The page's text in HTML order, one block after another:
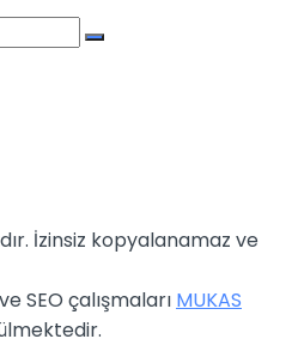
İzinsiz kopyalanamaz ve
ve SEO çalışmaları MUKAS